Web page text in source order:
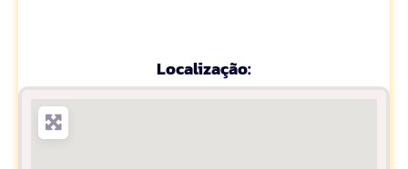
Localização: